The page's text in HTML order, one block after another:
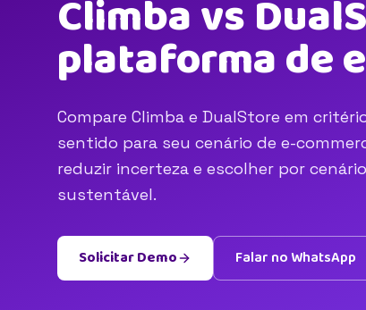
Climba vs
plataforma de
Compare Climba e DualStore em
sentido para seu cenário de e-
reduzir incerteza e escolher por
sustentável.
Solicitar Demo Falar no WhatsApp